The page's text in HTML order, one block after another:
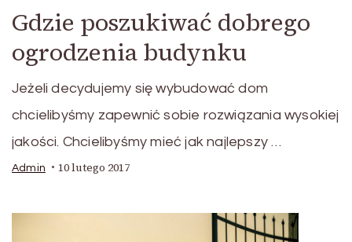
Gdzie poszukiwać dobrego
ogrodzenia budynku
Jeżeli decydujemy się wybudować dom
chcielibyśmy zapewnić sobie rozwiązania wysokiej
jakości. Chcielibyśmy mieć jak najlepszy …
Admin 10 lutego 2017